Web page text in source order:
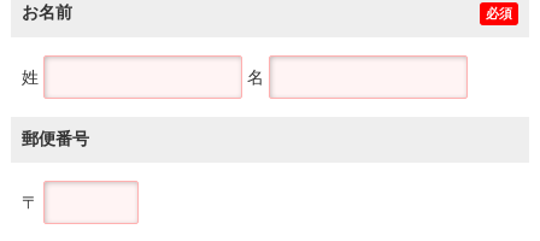
お名前 必須
姓 名
郵便番号
〒